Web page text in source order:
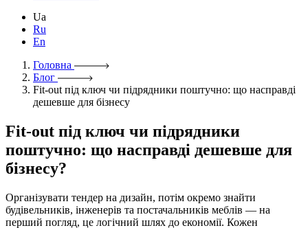
Ua
Ru
En
Головна
Блог
Fit-out під ключ чи підрядники поштучно: що насправді
дешевше для бізнесу
Fit-out під ключ чи підрядники
поштучно: що насправді дешевше для
бізнесу?
Організувати тендер на дизайн, потім окремо знайти
будівельників, інженерів та постачальників меблів — на
перший погляд, це логічний шлях до економії. Кожен